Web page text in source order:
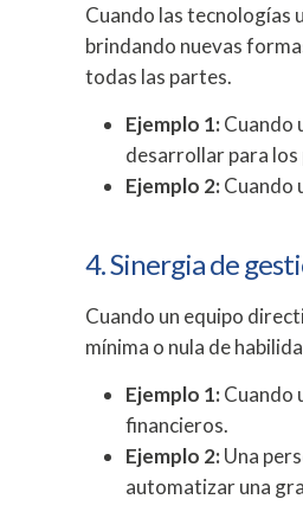
Cuando las tecnologías
brindando nuevas
todas las partes.
Ejemplo 1:Cuando
desarrollar para los
Ejemplo 2:Cuando
4. Sinergia de
Cuando un equipo
mínima o nula de
Ejemplo 1:Cuando
financieros.
Ejemplo 2:Una
automatizar una